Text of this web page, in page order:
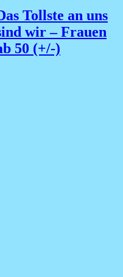
Tollste an uns
wir – Frauen
50 (+/-)